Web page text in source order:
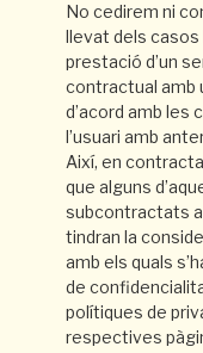
No cedirem ni
llevat dels
prestació d’un
contractual amb
d’acord amb les
l’usuari amb
Així, en
que alguns
subcontractats
tindran la
amb els quals
de
polítiques de
respectives